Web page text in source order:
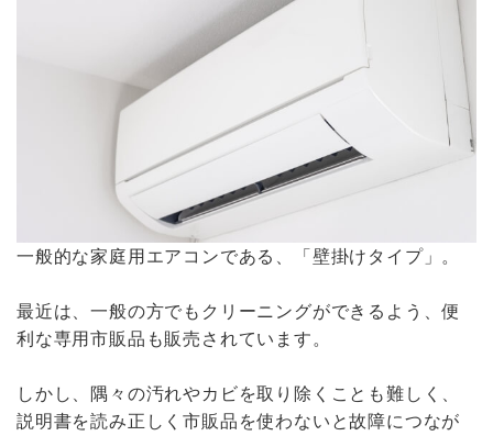
一般的な家庭用エアコンである、「壁掛けタイプ」。
最近は、一般の方でもクリーニングができるよう、便
利な専用市販品も販売されています。
しかし、隅々の汚れやカビを取り除くことも難しく、
説明書を読み正しく市販品を使わないと故障につなが